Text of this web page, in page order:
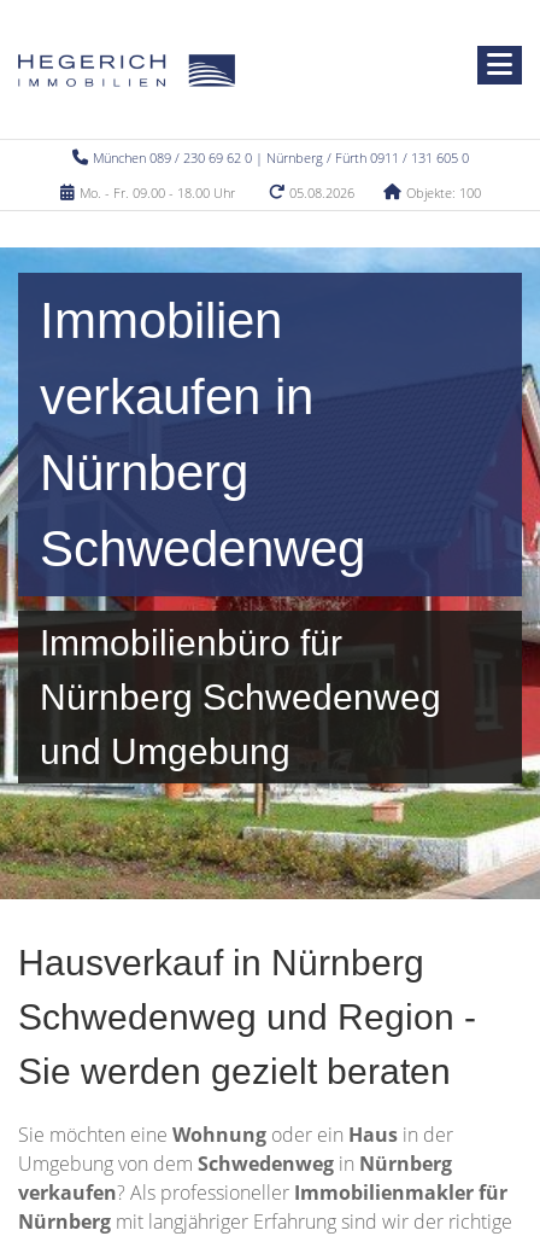
München 089 / 230 69 62 0 | Nürnberg / Fürth 0911 / 131 605 0
Mo. - Fr. 09.00 - 18.00 Uhr
05.08.2026 Objekte: 100
Immobilien
verkaufen in
Nürnberg
Schwedenweg
Immobilienbüro für
Nürnberg Schwedenweg
und Umgebung
Hausverkauf in Nürnberg
Schwedenweg und Region -
Sie werden gezielt beraten
Sie möchten eine Wohnung oder ein Haus in der
Umgebung von dem Schwedenweg in Nürnberg
verkaufen? Als professioneller Immobilienmakler für
Nürnberg mit langjähriger Erfahrung sind wir der richtige